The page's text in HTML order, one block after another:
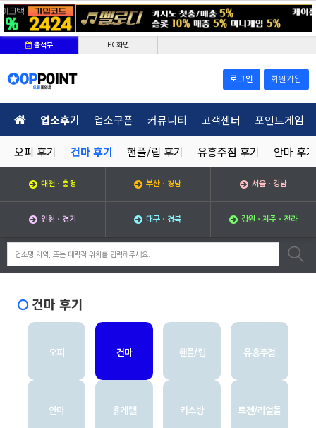
출석부 PC화면
로그인 회원가입
업소후기 업소쿠폰 커뮤니티 고객센터 포인트게임
오피 후기 건마 후기 핸플/립 후기 유흥주점 후기 안마 후기
대전ㆍ충청 부산ㆍ경남 서울ㆍ강남
인천ㆍ경기 대구ㆍ경북 강원ㆍ제주ㆍ전라
건마 후기
오피 건마 핸플/립 유흥주점
안마 휴게텔 키스방 트젠/리얼돌